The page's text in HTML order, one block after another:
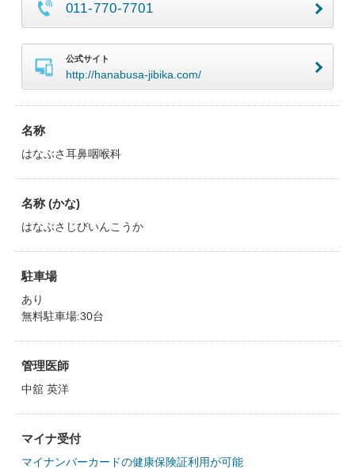
011-770-7701
公式サイト
http://hanabusa-jibika.com/
名称
はなぶさ耳鼻咽喉科
名称 (かな)
はなぶさじびいんこうか
駐車場
あり
無料駐車場:30台
管理医師
中舘 英洋
マイナ受付
マイナンバーカードの健康保険証利用が可能